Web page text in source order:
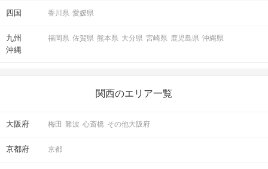
四国 香川県 愛媛県
九州
沖縄
福岡県 佐賀県 熊本県 大分県 宮崎県 鹿児島県 沖縄県
関西のエリア一覧
大阪府 梅田 難波 心斎橋 その他大阪府
京都府 京都